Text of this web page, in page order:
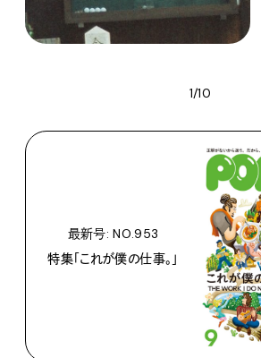
1/10
最新号: NO.953
特集「これが僕の仕事。」